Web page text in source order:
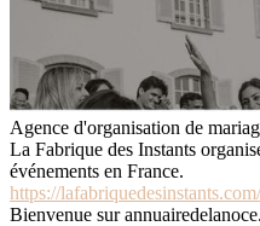
Agence d'organisation de
La Fabrique des Instants
événements en France.
https://lafabriquedesinstants.com/
Bienvenue sur